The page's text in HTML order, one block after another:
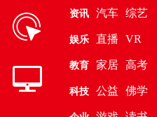
资讯 汽车 综艺
娱乐 直播 VR
教育 家居 高考
科技 公益 佛学